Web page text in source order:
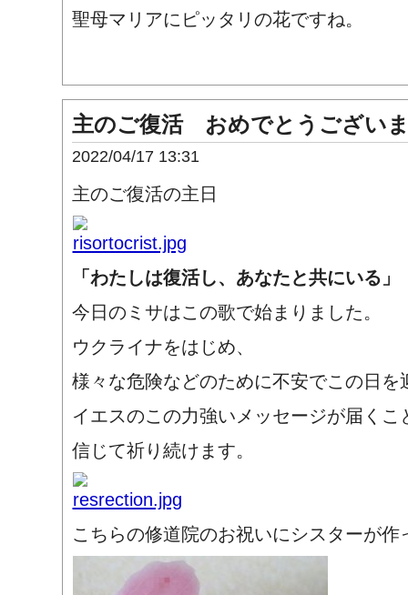
聖母マリアにピッタリの花ですね。
主のご復活 おめでとうござい
2022/04/17 13:31
主のご復活の主日
「わたしは復活し、あなたと共にいる」
今日のミサはこの歌で始まりました。
ウクライナをはじめ、
様々な危険などのために不安でこの日を
イエスのこの力強いメッセージが届くこ
信じて祈り続けます。
こちらの修道院のお祝いにシスターが